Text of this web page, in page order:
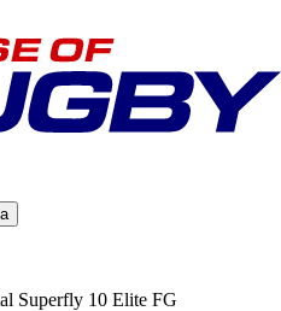
Superfly 10 Elite FG